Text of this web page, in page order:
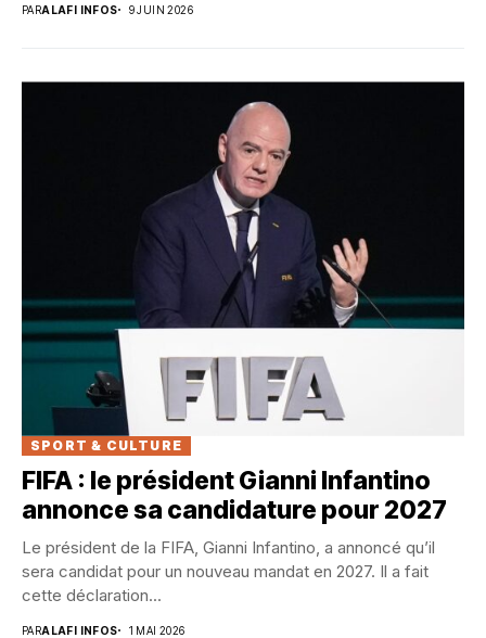
PARALAFI INFOS 9 JUIN 2026
SPORT & CULTURE
FIFA : le président Gianni Infantino
annonce sa candidature pour 2027
Le président de la FIFA, Gianni Infantino, a annoncé qu’il
sera candidat pour un nouveau mandat en 2027. Il a fait
cette déclaration...
PARALAFI INFOS 1 MAI 2026